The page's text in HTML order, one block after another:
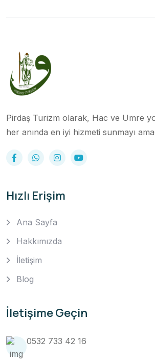
Pirdaş Turizm olarak, Hac ve Umre
her anında en iyi hizmeti sunmayı
Hızlı Erişim
Ana Sayfa
Hakkımızda
İletişim
Blog
İletişime Geçin
0532 733 42 16